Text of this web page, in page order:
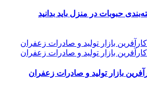
حبوبات در منزل باید بدانید
بازار تولید و صادرات زعفران